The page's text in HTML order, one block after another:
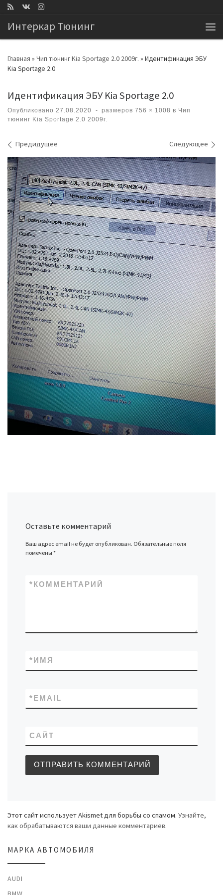
Интеркар Тюнинг
Главная » Чип тюнинг Kia Sportage 2.0 2009г. » Идентификация ЭБУ
Kia Sportage 2.0
Идентификация ЭБУ Kia Sportage 2.0
Опубликовано 27.08.2020 - размеров 756 × 1008 в Чип
тюнинг Kia Sportage 2.0 2009г.
Навигация по изображениям
Предидущее Следующее
Оставьте комментарий
Ваш адрес email не будет опубликован. Обязательные поля
помечены*
КОММЕНТАРИЙ
*
ИМЯ
*
EMAIL
*
САЙТ
Этот сайт использует Akismet для борьбы со спамом. Узнайте,
как обрабатываются ваши данные комментариев.
МАРКА АВТОМОБИЛЯ
AUDI